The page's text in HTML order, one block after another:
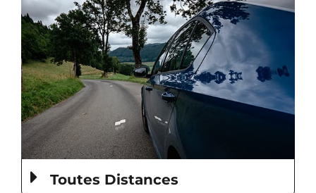
Toutes Distances